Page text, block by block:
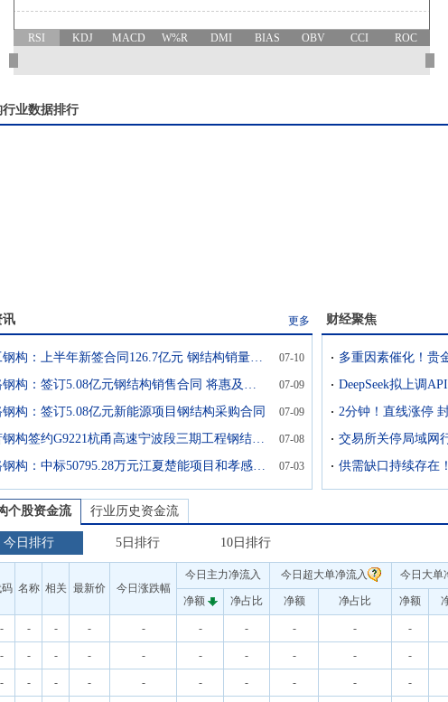
RSI KDJ MACD W%R DMI BIAS OBV CCI ROC
行业数据排行
讯 更多
精工钢构：上半年新签合同126.7亿元 钢结构销量94.2万吨 07-10
鸿路钢构：签订5.08亿元钢结构销售合同 将惠及未来两年经营业绩 07-09
构：签订5.08亿元新能源项目钢结构采购合同 07-09
杭萧钢构签约G9221杭甬高速宁波段三期工程钢结构加工制作合同 07-08
鸿路钢构：中标50795.28万元江夏楚能项目和孝感楚能项目钢结构工程 07-03
财经聚焦
多重因素催化！贵
DeepSeek拟上调
2分钟！直线涨停
个股资金流 行业历史资金流
今日排行 5日排行 10日排行
名称 相关 最新价 今日涨跌幅
今日主力净流入 今日超大单净流入 今日大单
净额 净占比 净额 净占比 净额
- - - - - - - - - -
- - - - - - - - - -
- - - - - - - - - -